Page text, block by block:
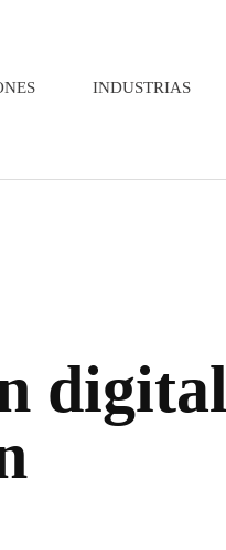
INDUSTRIAS
digital